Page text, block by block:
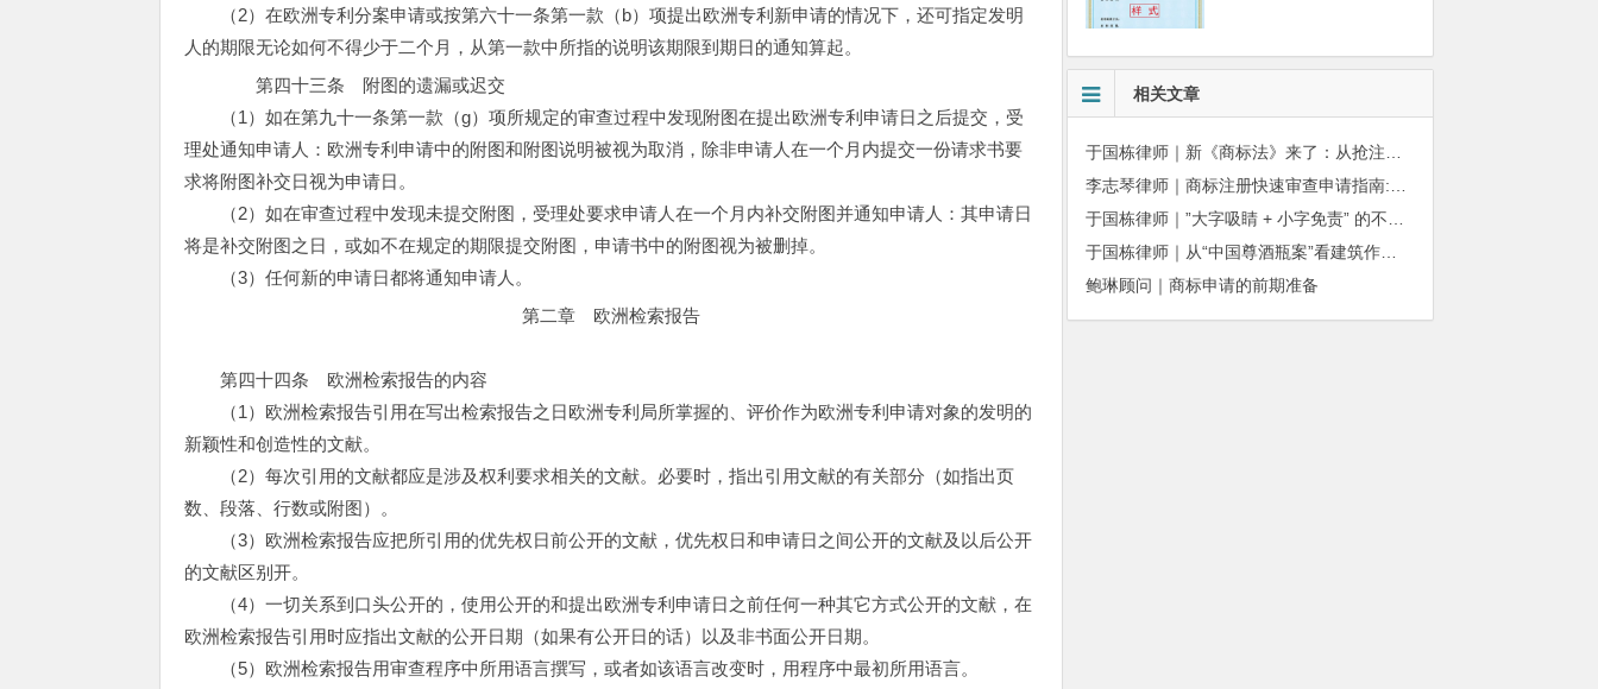
（2）在欧洲专利分案申请或按第六十一条第一款（b）项提出欧洲专利新申请的情况下，还可指定发明
人的期限无论如何不得少于二个月，从第一款中所指的说明该期限到期日的通知算起。
第四十三条 附图的遗漏或迟交
（1）如在第九十一条第一款（g）项所规定的审查过程中发现附图在提出欧洲专利申请日之后提交，受
理处通知申请人：欧洲专利申请中的附图和附图说明被视为取消，除非申请人在一个月内提交一份请求书要
求将附图补交日视为申请日。
（2）如在审查过程中发现未提交附图，受理处要求申请人在一个月内补交附图并通知申请人：其申请日
将是补交附图之日，或如不在规定的期限提交附图，申请书中的附图视为被删掉。
（3）任何新的申请日都将通知申请人。
第二章 欧洲检索报告
第四十四条 欧洲检索报告的内容
（1）欧洲检索报告引用在写出检索报告之日欧洲专利局所掌握的、评价作为欧洲专利申请对象的发明的
新颖性和创造性的文献。
（2）每次引用的文献都应是涉及权利要求相关的文献。必要时，指出引用文献的有关部分（如指出页
数、段落、行数或附图）。
（3）欧洲检索报告应把所引用的优先权日前公开的文献，优先权日和申请日之间公开的文献及以后公开
的文献区别开。
（4）一切关系到口头公开的，使用公开的和提出欧洲专利申请日之前任何一种其它方式公开的文献，在
欧洲检索报告引用时应指出文献的公开日期（如果有公开日的话）以及非书面公开日期。
（5）欧洲检索报告用审查程序中所用语言撰写，或者如该语言改变时，用程序中最初所用语言。
相关文章
于国栋律师｜从“中国尊酒瓶案”看建筑作品著作权保护的司法边界与商用合规
鲍琳顾问｜商标申请的前期准备